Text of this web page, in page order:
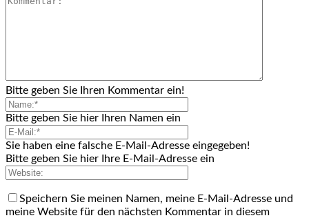
Bitte geben Sie Ihren Kommentar ein!
Bitte geben Sie hier Ihren Namen ein
Sie haben eine falsche E-Mail-Adresse eingegeben!
Bitte geben Sie hier Ihre E-Mail-Adresse ein
Speichern Sie meinen Namen, meine E-Mail-Adresse und
meine Website für den nächsten Kommentar in diesem